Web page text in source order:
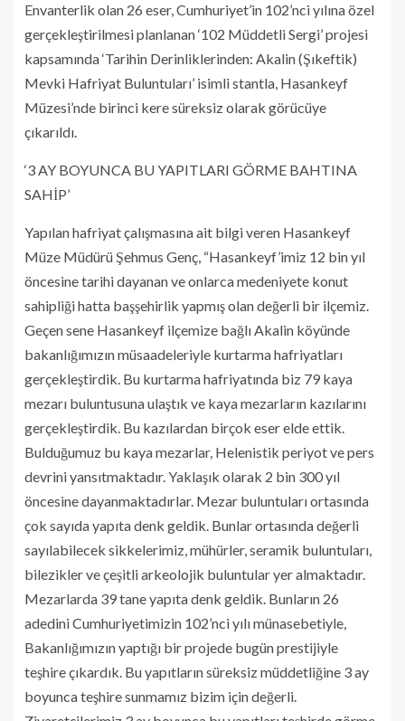
Envanterlik olan 26 eser, Cumhuriyet’in 102’nci yılına özel
gerçekleştirilmesi planlanan ‘102 Müddetli Sergi’ projesi
kapsamında ‘Tarihin Derinliklerinden: Akalin (Şıkeftik)
Mevki Hafriyat Buluntuları’ isimli stantla, Hasankeyf
Müzesi’nde birinci kere süreksiz olarak görücüye
çıkarıldı.
‘3 AY BOYUNCA BU YAPITLARI GÖRME BAHTINA
SAHİP’
Yapılan hafriyat çalışmasına ait bilgi veren Hasankeyf
Müze Müdürü Şehmus Genç, “Hasankeyf’imiz 12 bin yıl
öncesine tarihi dayanan ve onlarca medeniyete konut
sahipliği hatta başşehirlik yapmış olan değerli bir ilçemiz.
Geçen sene Hasankeyf ilçemize bağlı Akalin köyünde
bakanlığımızın müsaadeleriyle kurtarma hafriyatları
gerçekleştirdik. Bu kurtarma hafriyatında biz 79 kaya
mezarı buluntusuna ulaştık ve kaya mezarların kazılarını
gerçekleştirdik. Bu kazılardan birçok eser elde ettik.
Bulduğumuz bu kaya mezarlar, Helenistik periyot ve pers
devrini yansıtmaktadır. Yaklaşık olarak 2 bin 300 yıl
öncesine dayanmaktadırlar. Mezar buluntuları ortasında
çok sayıda yapıta denk geldik. Bunlar ortasında değerli
sayılabilecek sikkelerimiz, mühürler, seramik buluntuları,
bilezikler ve çeşitli arkeolojik buluntular yer almaktadır.
Mezarlarda 39 tane yapıta denk geldik. Bunların 26
adedini Cumhuriyetimizin 102’nci yılı münasebetiyle,
Bakanlığımızın yaptığı bir projede bugün prestijiyle
teşhire çıkardık. Bu yapıtların süreksiz müddetliğine 3 ay
boyunca teşhire sunmamız bizim için değerli.